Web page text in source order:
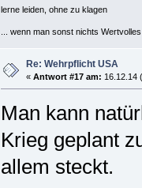
lerne leiden, ohne zu klagen
... wenn man sonst nichts
Re: Wehrpflicht USA
« Antwort #17 am: 16.12.14
Man kann
Krieg geplant
allem steckt.